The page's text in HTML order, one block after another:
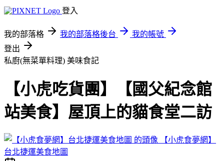
登入
我的部落格 我的部落格後台
我的帳號
登出
私廚(無菜單料理) 美味食記
【小虎吃貨團】【國父紀念館
站美食】屋頂上的貓食堂二訪
【小虎食夢網】
台北捷運美食地圖